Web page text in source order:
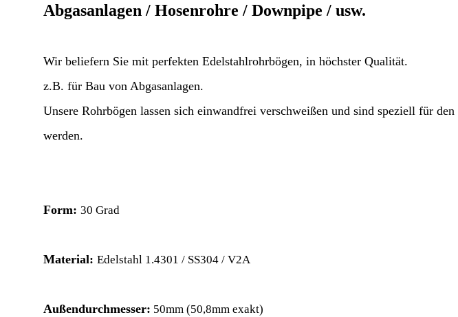
Abgasanlagen / Hosenrohre / Downpipe / usw.
Wir beliefern Sie mit perfekten Edelstahlrohrbögen, in höchster Qualität.
z.B. für Bau von Abgasanlagen.
Unsere Rohrbögen lassen sich einwandfrei verschweißen und sind speziell für
werden.
Form: 30 Grad
Material: Edelstahl 1.4301 / SS304 / V2A
Außendurchmesser: 50mm (50,8mm exakt)